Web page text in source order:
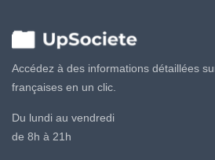
Accédez à des informations détaillées
françaises en un clic.
Du lundi au vendredi
de 8h à 21h